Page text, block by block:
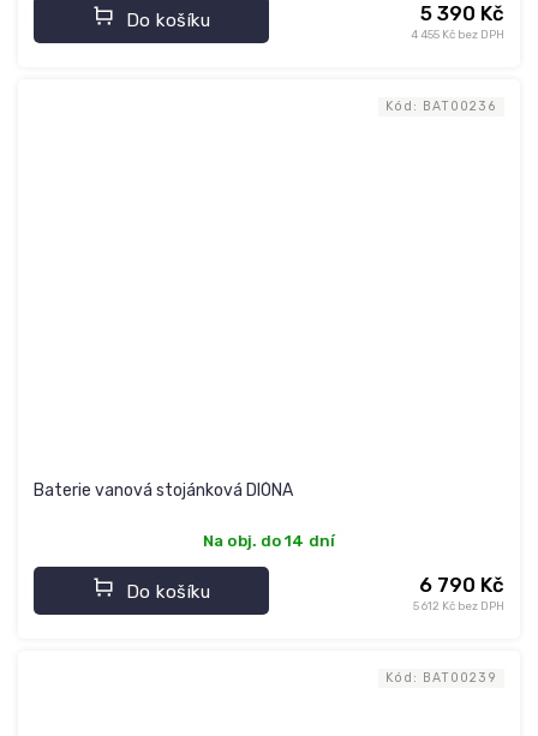
4 455 Kč bez DPH
5 390 Kč
Do košíku
Baterie vanová stojánková DIÓNA
Na obj. do 14 dní
5 612 Kč bez DPH
6 790 Kč
Do košíku
Kód: BAT00236
Kód: BAT00239